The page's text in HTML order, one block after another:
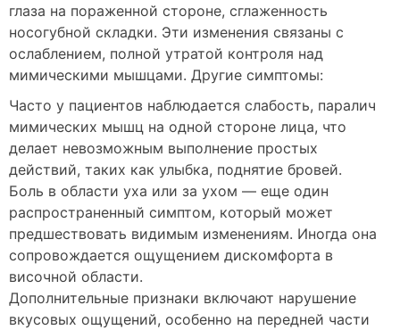
глаза на пораженной стороне, сглаженность
носогубной складки. Эти изменения связаны с
ослаблением, полной утратой контроля над
мимическими мышцами. Другие симптомы:
Часто у пациентов наблюдается слабость, паралич
мимических мышц на одной стороне лица, что
делает невозможным выполнение простых
действий, таких как улыбка, поднятие бровей.
Боль в области уха или за ухом — еще один
распространенный симптом, который может
предшествовать видимым изменениям. Иногда она
сопровождается ощущением дискомфорта в
височной области.
Дополнительные признаки включают нарушение
вкусовых ощущений, особенно на передней части